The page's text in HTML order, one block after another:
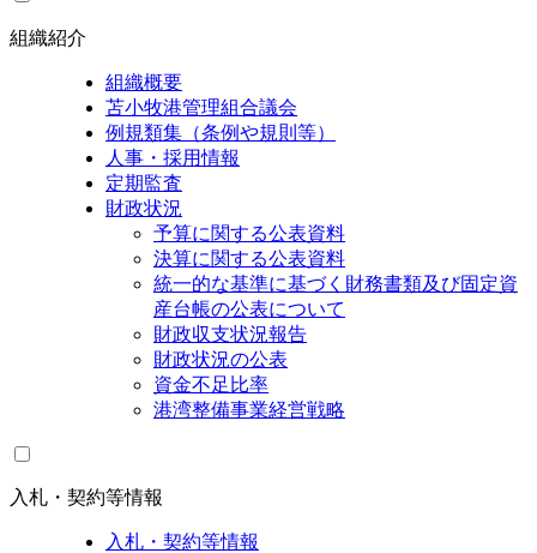
組織紹介
組織概要
苫小牧港管理組合議会
例規類集（条例や規則等）
人事・採用情報
定期監査
財政状況
予算に関する公表資料
決算に関する公表資料
統一的な基準に基づく財務書類及び固定資
産台帳の公表について
財政収支状況報告
財政状況の公表
資金不足比率
港湾整備事業経営戦略
入札・契約等情報
入札・契約等情報